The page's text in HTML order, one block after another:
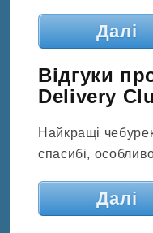
Далі
Відгуки
Delivery
Найкращі
спасибі,
Далі